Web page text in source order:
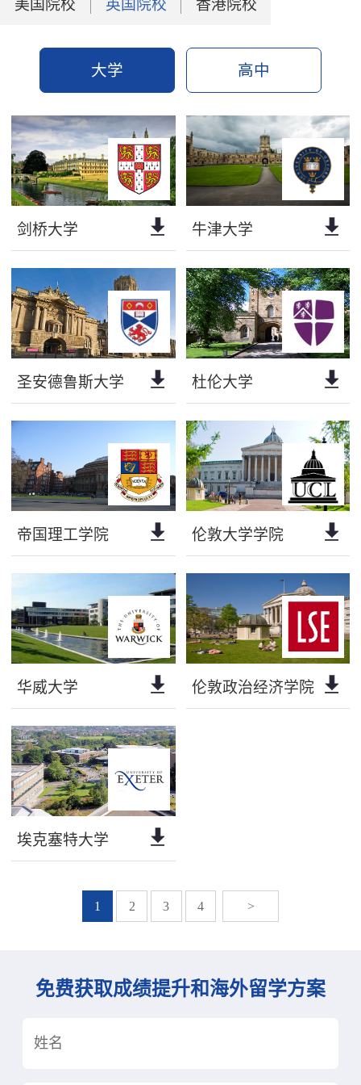
美国院校 英国院校 香港院校
大学 高中
剑桥大学 牛津大学
圣安德鲁斯大学 杜伦大学
帝国理工学院 伦敦大学学院
华威大学 伦敦政治经济学院
埃克塞特大学
1 2 3 4 >
免费获取成绩提升和海外留学方案